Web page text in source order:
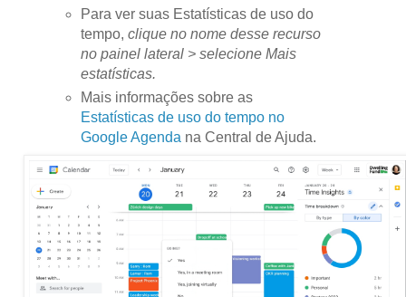
Para ver suas Estatísticas de uso do
tempo,clique no nome desse recurso
no painel lateral > selecione Mais
estatísticas.
Mais informações sobre as
Estatísticas de uso do tempo no
Google Agenda na Central de Ajuda.